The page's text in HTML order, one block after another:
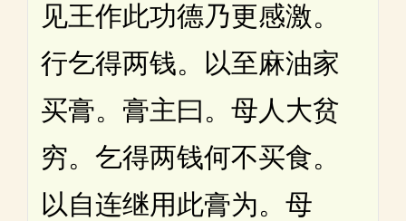
见王作此功德乃更感激。
行乞得两钱。以至麻油家
买膏。膏主曰。母人大贫
穷。乞得两钱何不买食。
以自连继用此膏为。母